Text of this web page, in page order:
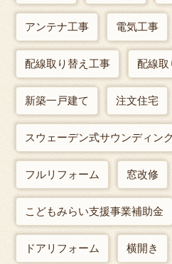
アンテナ工事 電気工事
配線取り替え工事 配線取
新築一戸建て 注文住宅
スウェーデン式サウンディン
フルリフォーム 窓改修
こどもみらい支援事業補助金
ドアリフォーム 横開き